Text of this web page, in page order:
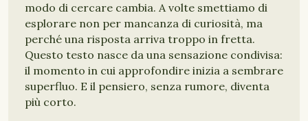
modo di cercare cambia. A volte smettiamo di
esplorare non per mancanza di curiosità, ma
perché una risposta arriva troppo in fretta.
Questo testo nasce da una sensazione condivisa:
il momento in cui approfondire inizia a sembrare
superfluo. E il pensiero, senza rumore, diventa
più corto.